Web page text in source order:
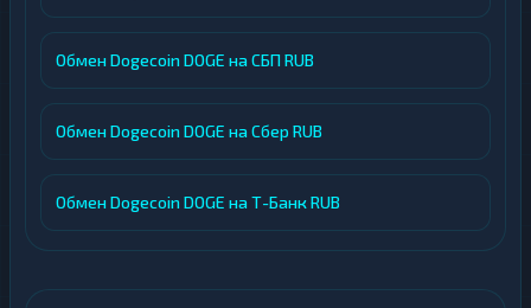
Обмен Dogecoin DOGE на СБП RUB
Обмен Dogecoin DOGE на Сбер RUB
Обмен Dogecoin DOGE на Т-Банк RUB